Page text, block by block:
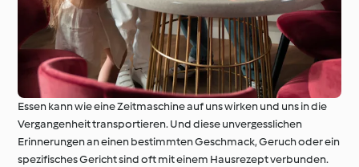
Essen kann wie eine Zeitmaschine auf uns wirken und uns in die
Vergangenheit transportieren. Und diese unvergesslichen
Erinnerungen an einen bestimmten Geschmack, Geruch oder ein
spezifisches Gericht sind oft mit einem Hausrezept verbunden.